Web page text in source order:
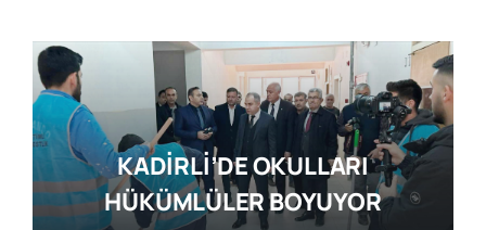
KADİRLİ’DE OKULLARI
HÜKÜMLÜLER BOYUYOR